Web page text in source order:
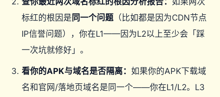
标红的根因是 同一个问题 （比如都是因为CDN节点
IP信誉问题），你在L1——因为L2以上至少会「踩
一次坑就修好」。
看你的APK与域名是否隔离： 如果你的APK下载域
名和官网/落地页域名是同一个——你在L1/L2。L3